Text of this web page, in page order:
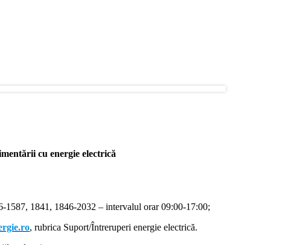
cu energie electrică
1841, 1846-2032 – intervalul orar 09:00-17:00;
, rubrica Suport/Întreruperi energie electrică.